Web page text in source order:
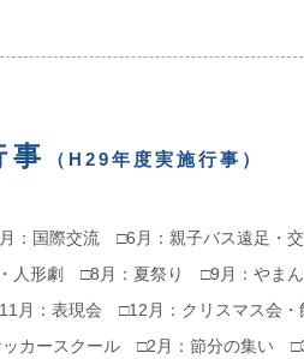
（H29年度実施行事）
：国際交流 □6月：親子バス遠足・交
人形劇 □8月：夏祭り □9月：やまん
月：表現会 □12月：クリスマス会・
ッカースクール □2月：節分の集い